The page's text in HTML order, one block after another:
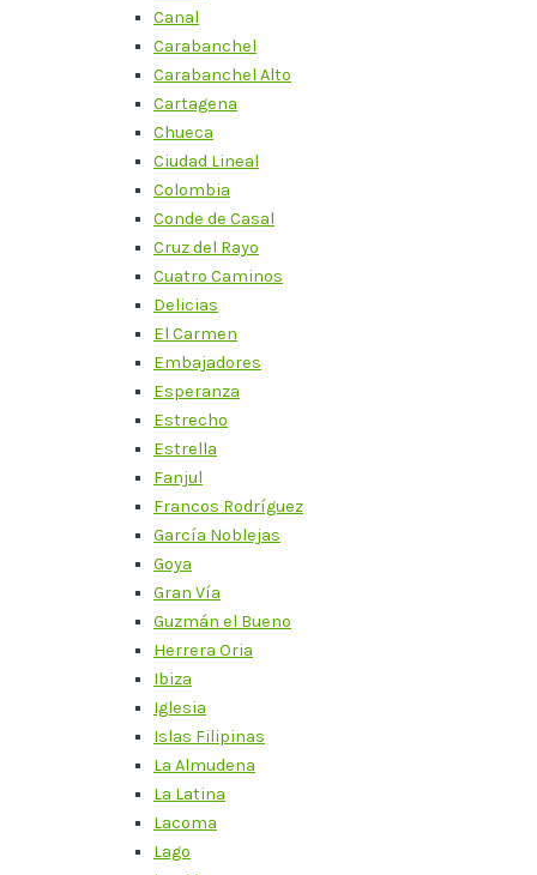
Canal
Carabanchel
Carabanchel Alto
Cartagena
Chueca
Ciudad Lineal
Colombia
Conde de Casal
Cruz del Rayo
Cuatro Caminos
Delicias
El Carmen
Embajadores
Esperanza
Estrecho
Estrella
Fanjul
Francos Rodríguez
García Noblejas
Goya
Gran Vía
Guzmán el Bueno
Herrera Oria
Ibiza
Iglesia
Islas Filipinas
La Almudena
La Latina
Lacoma
Lago